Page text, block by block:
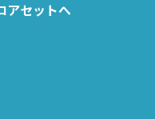
アセットへ